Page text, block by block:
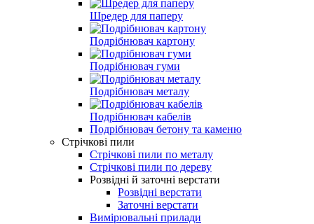
Шредер для паперу
Подрібнювач картону
Подрібнювач гуми
Подрібнювач металу
Подрібнювач кабелів
Подрібнювач бетону та каменю
Стрічкові пили
Стрічкові пили по металу
Стрічкові пили по дереву
Розвідні й заточні верстати
Розвідні верстати
Заточні верстати
Вимірювальні прилади